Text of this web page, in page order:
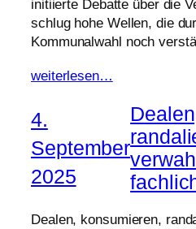
initiierte Debatte über die
schlug hohe Wellen, die
Kommunalwahl noch
weiterlesen…
4.
September
2025
Dealen, konsumieren,